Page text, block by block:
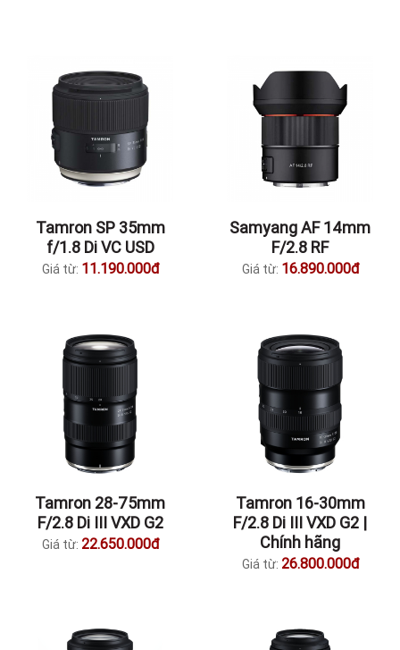
Tamron SP 35mm
f/1.8 Di VC USD
Giá từ: 11.190.000đ
Samyang AF 14mm
F/2.8 RF
Giá từ: 16.890.000đ
Tamron 28-75mm
F/2.8 Di III VXD G2
Giá từ: 22.650.000đ
Tamron 16-30mm
F/2.8 Di III VXD G2 |
Chính hãng
Giá từ: 26.800.000đ